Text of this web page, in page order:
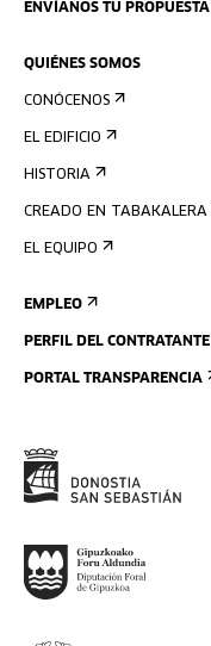
ENVÍANOS TU PROPUESTA
QUIÉNES SOMOS
CONÓCENOS
EL EDIFICIO
HISTORIA
CREADO EN TABAKALERA
EL EQUIPO
EMPLEO
PERFIL DEL CONTRATANTE
PORTAL TRANSPARENCIA